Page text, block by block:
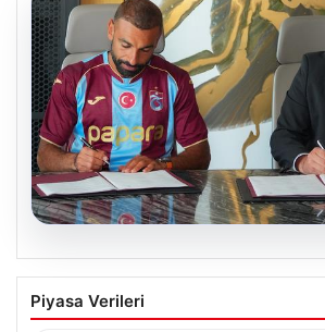
06.08.2026
Trabzonspor Salah’ın
açıkladı!
Piyasa Verileri